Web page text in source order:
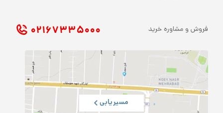
فروش و مشاوره خرید ۰۲۱ ۶۷۳۳۵۰۰۰
مسیریابی